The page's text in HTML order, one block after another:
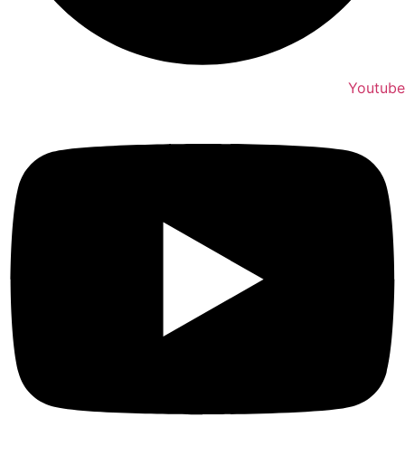
Youtube